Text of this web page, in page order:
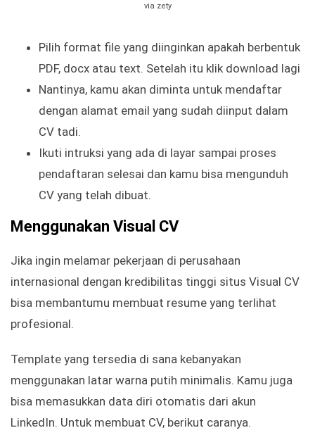
via zety
Pilih format file yang diinginkan apakah berbentuk
PDF, docx atau text. Setelah itu klik download lagi
Nantinya, kamu akan diminta untuk mendaftar
dengan alamat email yang sudah diinput dalam
CV tadi.
Ikuti intruksi yang ada di layar sampai proses
pendaftaran selesai dan kamu bisa mengunduh
CV yang telah dibuat.
Menggunakan Visual CV
Jika ingin melamar pekerjaan di perusahaan
internasional dengan kredibilitas tinggi situs Visual CV
bisa membantumu membuat resume yang terlihat
profesional.
Template yang tersedia di sana kebanyakan
menggunakan latar warna putih minimalis. Kamu juga
bisa memasukkan data diri otomatis dari akun
LinkedIn. Untuk membuat CV, berikut caranya.